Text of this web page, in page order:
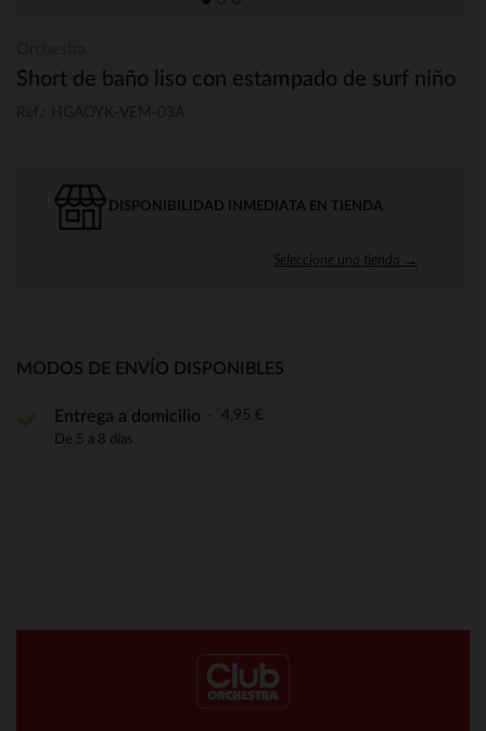
Short de baño liso con estampado de surf niño
DISPONIBILIDAD INMEDIATA EN TIENDA
Seleccione una tienda →
MODOS DE ENVÍO DISPONIBLES
Entrega a domicilio 4,95 €
De 5 a 8 días